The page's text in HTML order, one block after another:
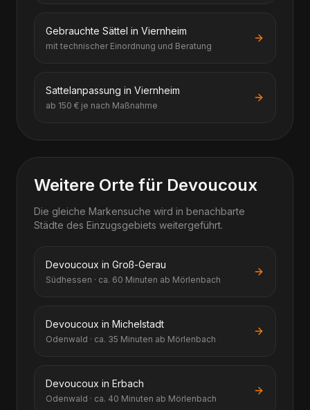
Gebrauchte Sättel in Viernheim
mit technischer Einordnung und Beratung
Sattelanpassung in Viernheim
ab 150 € je nach Maßnahme
Weitere Orte für Devoucoux
Die gleiche Markensuche wird in benachbarte
Städte des Einzugsgebiets weitergeführt.
Devoucoux in Groß-Gerau
Südhessen · ca. 60 Minuten ab Mörlenbach
Devoucoux in Michelstadt
Odenwald · ca. 35 Minuten ab Mörlenbach
Devoucoux in Erbach
Odenwald · ca. 40 Minuten ab Mörlenbach